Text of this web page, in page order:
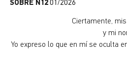
SOBRE N12 01/2026
Ciertamente,
y mi
Yo expreso lo que en mí se oculta